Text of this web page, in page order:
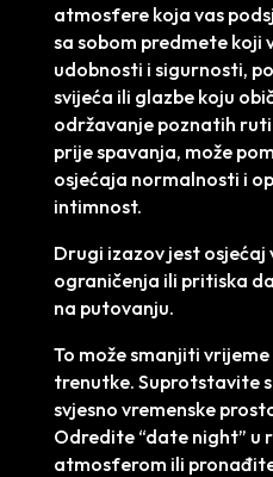
atmosfere koja vas
sa sobom predmete koji
udobnosti i sigurnosti,
svijeća ili glazbe koju
održavanje poznatih
prije spavanja, može
osjećaja normalnosti i
intimnost.
Drugi izazov jest osjećaj
ograničenja ili pritiska
na putovanju.
To može smanjiti
trenutke. Suprotstavite
svjesno vremenske
Odredite “date night” u
atmosferom ili